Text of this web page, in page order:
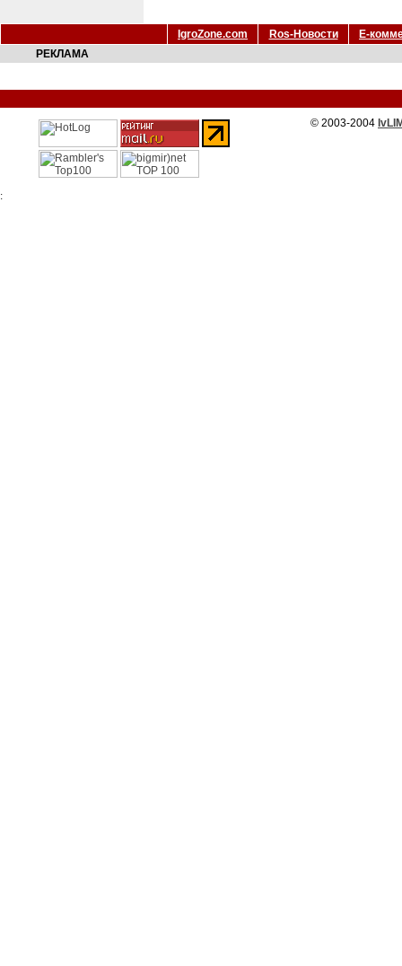
IgroZone.com Ros-Новости
Е-
РЕКЛАМА
© 2003-2004
: